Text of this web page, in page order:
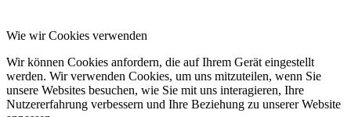
Wie wir Cookies verwenden
Wir können Cookies anfordern, die auf Ihrem Gerät eingestellt
werden. Wir verwenden Cookies, um uns mitzuteilen, wenn Sie
unsere Websites besuchen, wie Sie mit uns interagieren, Ihre
Nutzererfahrung verbessern und Ihre Beziehung zu unserer Website